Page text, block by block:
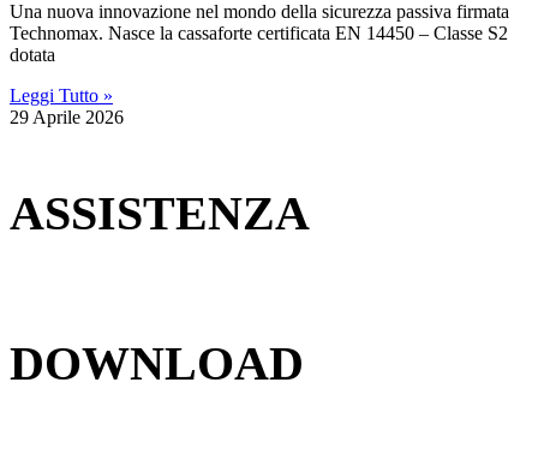
Una nuova innovazione nel mondo della sicurezza passiva firmata
Technomax. Nasce la cassaforte certificata EN 14450 – Classe S2
dotata
Leggi Tutto »
29 Aprile 2026
ASSISTENZA
DOWNLOAD